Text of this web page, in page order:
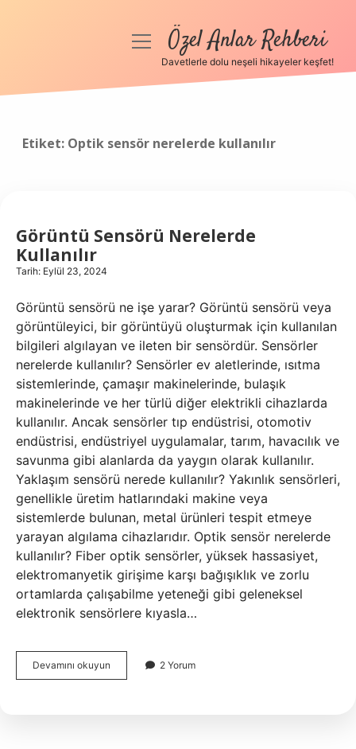
Anasayfa
menüyüÖzel Anlar Rehberi
Davetlerle dolu neşeli hikayeler keşfet!
Etiket: Optik sensör nerelerde kullanılır
Görüntü Sensörü Nerelerde
Kullanılır
Tarih: Eylül 23, 2024
Görüntü sensörü ne işe yarar? Görüntü sensörü veya
görüntüleyici, bir görüntüyü oluşturmak için kullanılan
bilgileri algılayan ve ileten bir sensördür. Sensörler
nerelerde kullanılır? Sensörler ev aletlerinde, ısıtma
sistemlerinde, çamaşır makinelerinde, bulaşık
makinelerinde ve her türlü diğer elektrikli cihazlarda
kullanılır. Ancak sensörler tıp endüstrisi, otomotiv
endüstrisi, endüstriyel uygulamalar, tarım, havacılık ve
savunma gibi alanlarda da yaygın olarak kullanılır.
Yaklaşım sensörü nerede kullanılır? Yakınlık sensörleri,
genellikle üretim hatlarındaki makine veya
sistemlerde bulunan, metal ürünleri tespit etmeye
yarayan algılama cihazlarıdır. Optik sensör nerelerde
kullanılır? Fiber optik sensörler, yüksek hassasiyet,
elektromanyetik girişime karşı bağışıklık ve zorlu
ortamlarda çalışabilme yeteneği gibi geleneksel
elektronik sensörlere kıyasla…
Devamını okuyun
Sensörü
2 Yorum